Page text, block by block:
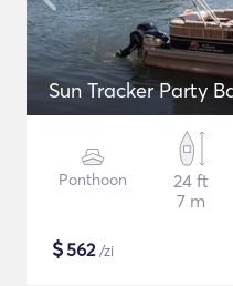
Sun Tracker Party
Ponthoon
24 ft
7 m
$562/zi